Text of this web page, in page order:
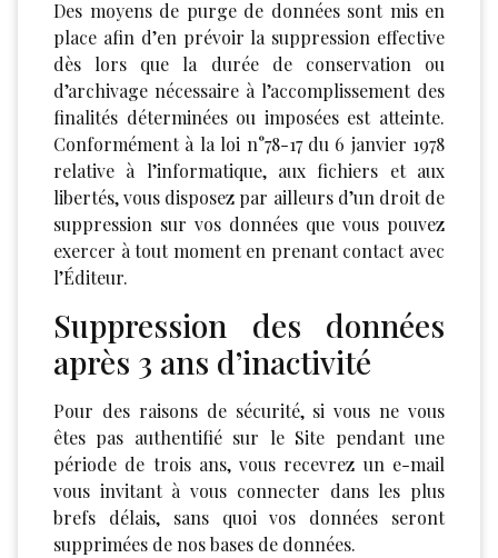
Des moyens de purge de données sont mis en
place afin d’en prévoir la suppression effective
dès lors que la durée de conservation ou
d’archivage nécessaire à l’accomplissement des
finalités déterminées ou imposées est atteinte.
Conformément à la loi n°78-17 du 6 janvier 1978
relative à l’informatique, aux fichiers et aux
libertés, vous disposez par ailleurs d’un droit de
suppression sur vos données que vous pouvez
exercer à tout moment en prenant contact avec
l’Éditeur.
Suppression des données
après 3 ans d’inactivité
Pour des raisons de sécurité, si vous ne vous
êtes pas authentifié sur le Site pendant une
période de trois ans, vous recevrez un e-mail
vous invitant à vous connecter dans les plus
brefs délais, sans quoi vos données seront
supprimées de nos bases de données.